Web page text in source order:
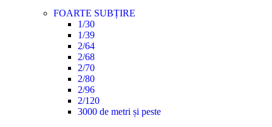
FOARTE SUBȚIRE
1/30
1/39
2/64
2/68
2/70
2/80
2/96
2/120
3000 de metri și peste